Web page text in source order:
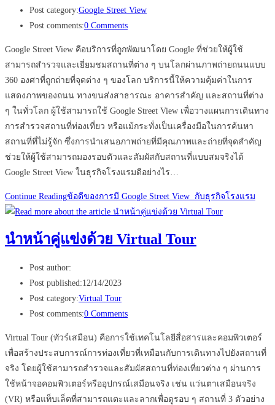
Post category:Google Street View
Post comments:0 Comments
Google Street View คือบริการที่ถูกพัฒนาโดย Google ที่ช่วยให้ผู้ใช้
สามารถสำรวจและเยี่ยมชมสถานที่ต่าง ๆ บนโลกผ่านภาพถ่ายถนนแบบ
360 องศาที่ถูกถ่ายที่จุดต่าง ๆ ของโลก บริการนี้ให้ความคุ้มค่าในการ
แสดงภาพของถนน ทางขนส่งสาธารณะ อาคารสำคัญ และสถานที่ต่าง
ๆ ในทั่วโลก ผู้ใช้สามารถใช้ Google Street View เพื่อวางแผนการเดินทาง
การสำรวจสถานที่ท่องเที่ยว หรือแม้กระทั่งเป็นเครื่องมือในการค้นหา
สถานที่ที่ไม่รู้จัก ซึ่งการนำเสนอภาพถ่ายที่มีคุณภาพและถ่ายที่จุดสำคัญ
ช่วยให้ผู้ใช้สามารถมองรอบตัวและสัมผัสกับสถานที่แบบสมจริงได้
Google Street View ในธุรกิจโรงแรมดีอย่างไร…
Continue Readingข้อดีของการมี Google Street View กับธุรกิจโรงแรม
นำหน้าคู่แข่งด้วย Virtual Tour
Post author:
Post published:12/14/2023
Post category:Virtual Tour
Post comments:0 Comments
Virtual Tour (ทัวร์เสมือน) คือการใช้เทคโนโลยีสื่อสารและคอมพิวเตอร์
เพื่อสร้างประสบการณ์การท่องเที่ยวที่เหมือนกับการเดินทางไปยังสถานที่
จริง โดยผู้ใช้สามารถสำรวจและสัมผัสสถานที่ท่องเที่ยวต่าง ๆ ผ่านการ
ใช้หน้าจอคอมพิวเตอร์หรืออุปกรณ์เสมือนจริง เช่น แว่นตาเสมือนจริง
(VR) หรือแท็บเล็ตที่สามารถแตะและลากเพื่อดูรอบ ๆ สถานที่ 3 ตัวอย่าง